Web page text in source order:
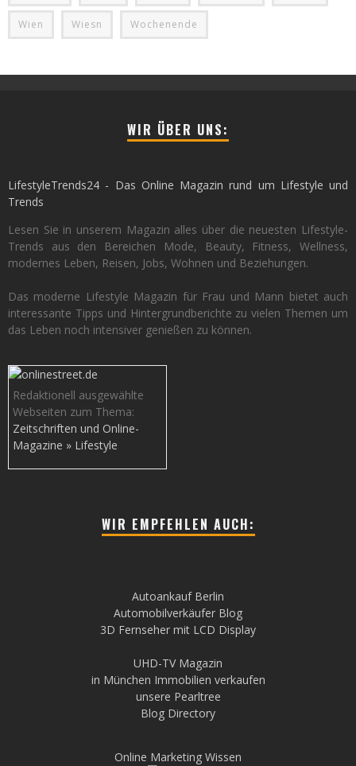
Wien Wiesn Wochenende
WIR ÜBER UNS:
LifestyleTrends24 - Das Online Magazin rund um Lifestyle und
Trends
Lesen Sie in unserem Magazin alles über die neuesten Lifestyle-
Trends aus den Bereichen Mode, Beauty, Fitness, Wellness,
modernes Leben, Reisen, Jobs, Wohnen und Beziehungen.
Das moderne Lifestyle Magazin für Frau und Mann bietet auch
interessante Tipps und Hintergrundberichte zu vielen Themen um
das Leben noch intensiver genießen zu können.
Redaktionell ausgewählte
Webseiten zum Thema:
Zeitschriften und Online-
Magazine » Lifestyle
WIR EMPFEHLEN AUCH:
Autoankauf Berlin
Automobilverkäufer Blog
3D Fernseher mit LCD Display
UHD-TV Magazin
in München Immobilien verkaufen
unsere Pearltree
Blog Directory
Online Marketing Wissen